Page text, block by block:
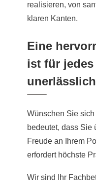
realisieren, von
klaren Kanten.
Eine
ist für
Wünschen Sie
bedeutet, dass Sie
Freude an Ihrem
erfordert höchste
Wir sind Ihr